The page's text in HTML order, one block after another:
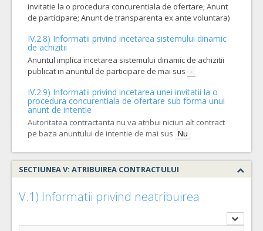
invitatie la o procedura concurentiala de ofertare; Anunt
de participare; Anunt de transparenta ex ante voluntara)
IV.2.8) Informatii privind incetarea sistemului dinamic
de achizitii
Anuntul implica incetarea sistemului dinamic de achizitii
publicat in anuntul de participare de mai sus -
IV.2.9) Informatii privind incetarea unei invitatii la o
procedura concurentiala de ofertare sub forma unui
anunt de intentie
Autoritatea contractanta nu va atribui niciun alt contract
pe baza anuntului de intentie de mai sus Nu
SECTIUNEA V: ATRIBUIREA CONTRACTULUI
V.1) Informatii privind neatribuirea